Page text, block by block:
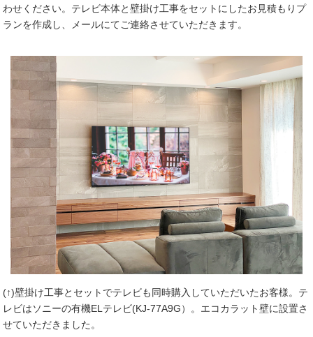
わせください。テレビ本体と壁掛け工事をセットにしたお見積もりプ
ランを作成し、メールにてご連絡させていただきます。
(↑)壁掛け工事とセットでテレビも同時購入していただいたお客様。テ
レビはソニーの有機ELテレビ(KJ-77A9G）。エコカラット壁に設置さ
せていただきました。